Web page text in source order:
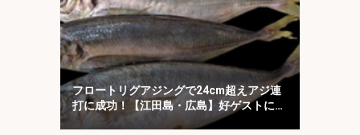
フロートリグアジングで24cm超えアジ連
打に成功！【江田島・広島】好ゲストに
45cmマダイ